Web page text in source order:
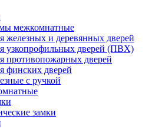
межкомнатные
железных и деревянных дверей
узкопрофильных дверей (ПВХ)
противопожарных дверей
финских дверей
с ручкой
замки